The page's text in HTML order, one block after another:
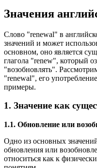
Значения
Слово "renewal" в
значений и может
основном, оно является
глагола "renew", который
"возобновлять".
"renewal", его
примеры.
1. Значение как
1.1. Обновление или
Одно из основных
обновления или
относиться как к